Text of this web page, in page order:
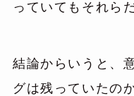
っていてもそれら
結論からいうと、
グは残っていたの